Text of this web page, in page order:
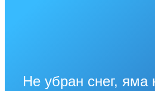
Не убран снег, яма